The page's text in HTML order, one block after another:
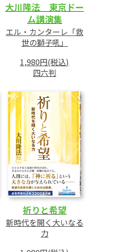
大川隆法 東京ドー
ム講演集
エル・カンターレ「救
世の獅子吼」
1,980円(税込)
四六判
祈りと希望
新時代を開く大いなる
力